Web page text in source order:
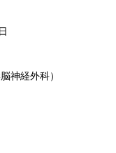
神経外科）